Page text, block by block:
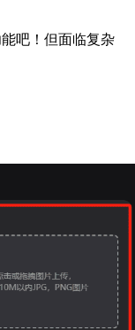
吧！但面临复杂